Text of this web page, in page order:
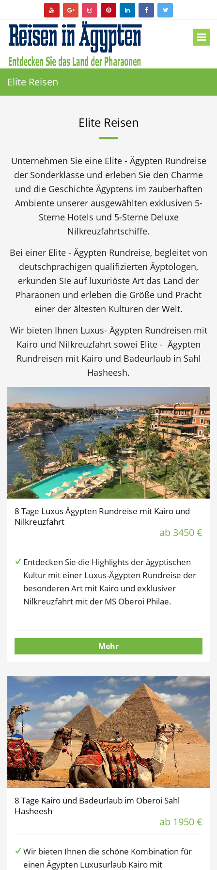
Elite Reisen
Elite Reisen
Unternehmen Sie eine Elite - Ägypten Rundreise
der Sonderklasse und erleben Sie den Charme
und die Geschichte Ägyptens im zauberhaften
Ambiente unserer ausgewählten exklusiven 5-
Sterne Hotels und 5-Sterne Deluxe
Nilkreuzfahrtschiffe.
Bei einer Elite - Ägypten Rundreise, begleitet von
deutschprachigen qualifizierten Äyptologen,
erkunden SIe auf luxuriöste Art das Land der
Pharaonen und erleben die Größe und Pracht
einer der ältesten Kulturen der Welt.
Wir bieten Ihnen Luxus- Ägypten Rundreisen mit
Kairo und Nilkreuzfahrt sowei Elite - Ägypten
Rundreisen mit Kairo und Badeurlaub in Sahl
Hasheesh.
8 Tage Luxus Ägypten Rundreise mit Kairo und
Nilkreuzfahrt
ab 3450 €
Entdecken Sie die Highlights der ägyptischen
Kultur mit einer Luxus-Ägypten Rundreise der
besonderen Art mit Kairo und exklusiver
Nilkreuzfahrt mit der MS Oberoi Philae.
Mehr
8 Tage Kairo und Badeurlaub im Oberoi Sahl
Hasheesh
ab 1950 €
Wir bieten Ihnen die schöne Kombination für
einen Ägypten Luxusurlaub Kairo mit